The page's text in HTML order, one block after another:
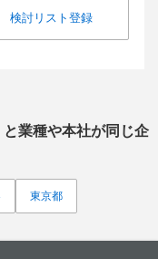
検討リスト登録
と業種や本社が同じ企
東京都